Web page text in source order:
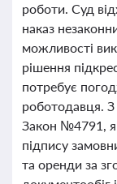
роботи. Суд
наказ
можливості
рішення
потребує
роботодавця. З
Закон №4791,
підпису
та оренди за